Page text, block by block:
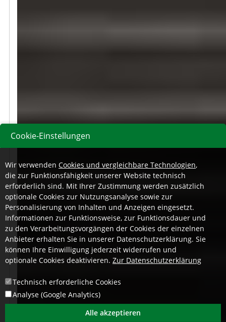
Cookie-Einstellungen
Wir verwenden Cookies und vergleichbare Technologien,
die zur Funktionsfähigkeit unserer Website technisch
erforderlich sind. Mit Ihrer Zustimmung werden zusätzlich
optionale Cookies zur Nutzungsanalyse sowie zur
Personalisierung von Inhalten und Anzeigen eingesetzt.
Informationen zur Funktionsweise, zur Funktionsdauer und
zu den Verarbeitungsvorgängen der Cookies der einzelnen
Anbieter erhalten Sie in unserer Datenschutzerklärung. Sie
können Ihre Einwilligung jederzeit widerrufen und
optionale Cookies deaktivieren. Zur Datenschutzerklärung
Technisch erforderliche Cookies
Analyse (Google Analytics)
Alle akzeptieren